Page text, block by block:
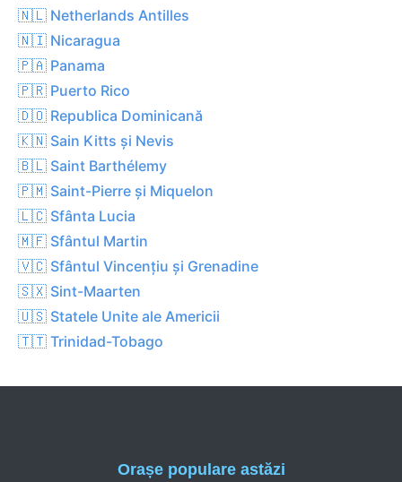
🇳🇱 Netherlands Antilles
🇳🇮 Nicaragua
🇵🇦 Panama
🇵🇷 Puerto Rico
🇩🇴 Republica Dominicană
🇰🇳 Sain Kitts și Nevis
🇧🇱 Saint Barthélemy
🇵🇲 Saint-Pierre și Miquelon
🇱🇨 Sfânta Lucia
🇲🇫 Sfântul Martin
🇻🇨 Sfântul Vincențiu și Grenadine
🇸🇽 Sint-Maarten
🇺🇸 Statele Unite ale Americii
🇹🇹 Trinidad-Tobago
Orașe populare astăzi